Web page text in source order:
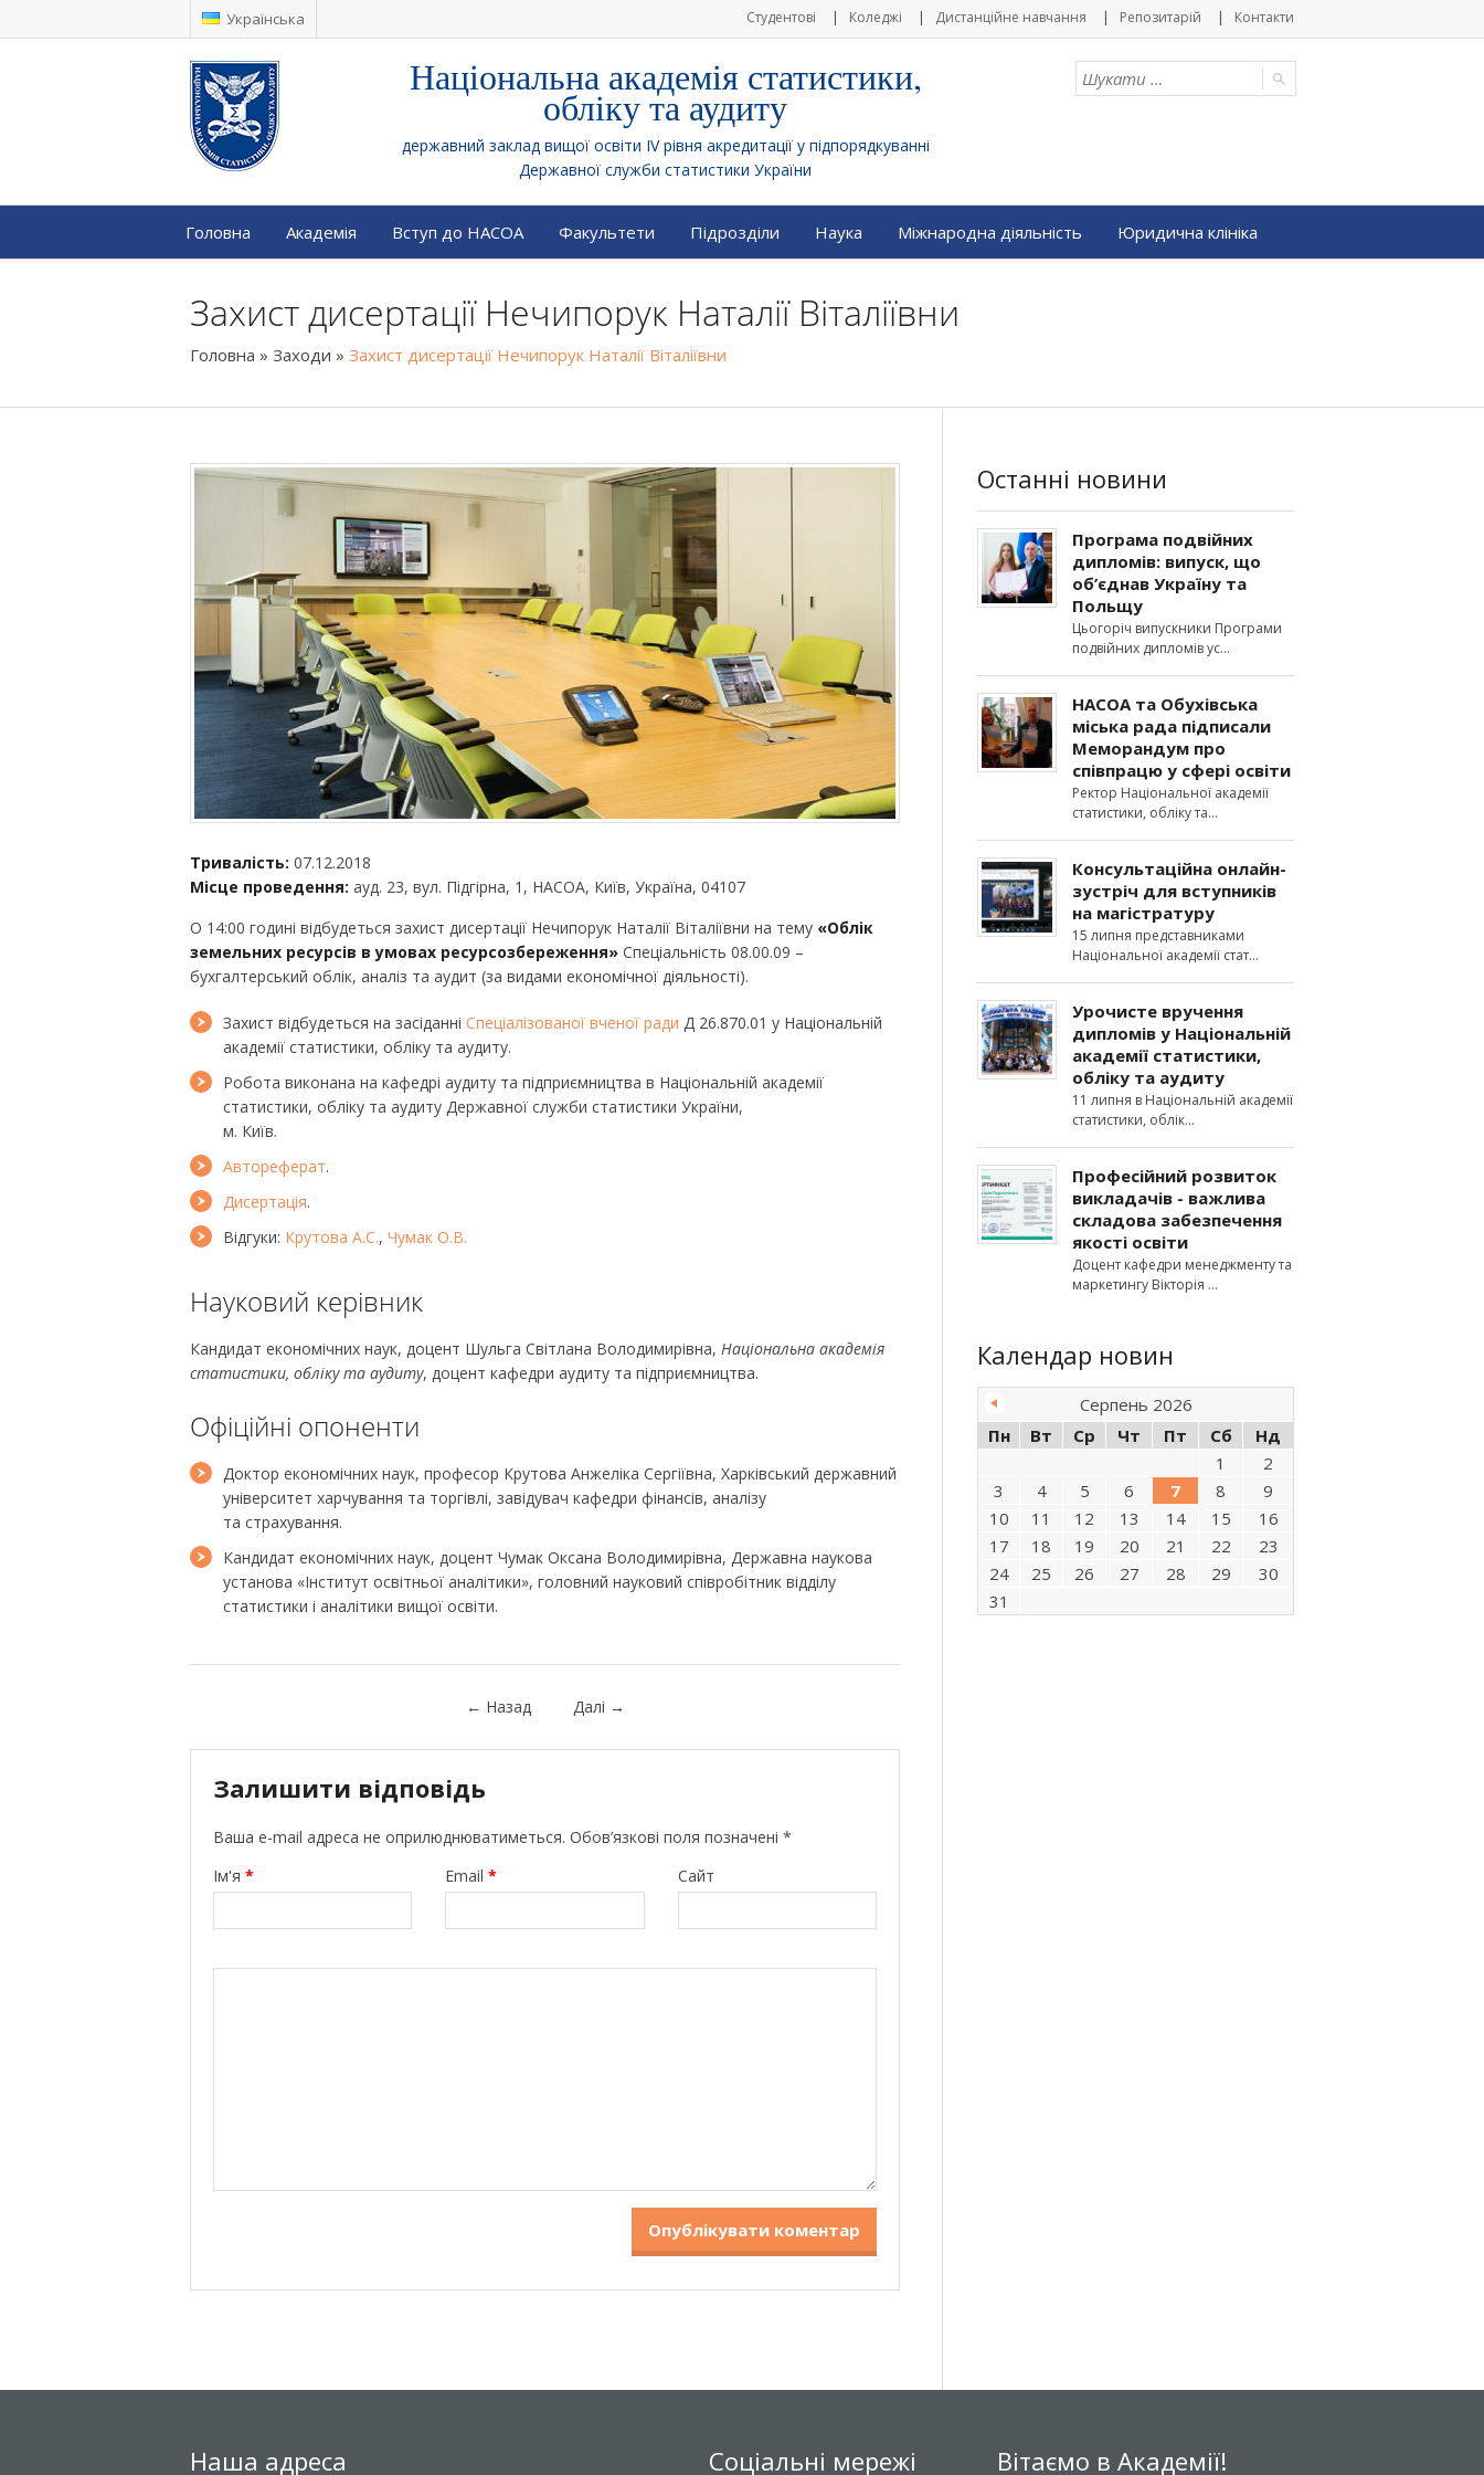
Українська Студентові Коледжі Дистанційне навчання Репозитарій Контакти
Національна академія статистики,
обліку та аудиту
державний заклад вищої освіти IV рівня акредитації у підпорядкуванні
Державної служби статистики України
Головна Академія Вступ до НАСОА Факультети Підрозділи Наука Міжнародна діяльність Юридична клініка
Захист дисертації Нечипорук Наталії Віталіївни
Головна » Заходи » Захист дисертації Нечипорук Наталії Віталіївни
Тривалість: 07.12.2018
Місце проведення: ауд. 23, вул. Підгірна, 1, НАСОА, Київ, Україна, 04107
О 14:00 годині відбудеться захист дисертації Нечипорук Наталії Віталіївни на тему «Облік
земельних ресурсів в умовах ресурсозбереження» Спеціальність 08.00.09 –
бухгалтерський облік, аналіз та аудит (за видами економічної діяльності).
Захист відбудеться на засіданні Спеціалізованої вченої ради Д 26.870.01 у Національній
академії статистики, обліку та аудиту.
Робота виконана на кафедрі аудиту та підприємництва в Національній академії
статистики, обліку та аудиту Державної служби статистики України,
м. Київ.
Автореферат.
Дисертація.
Відгуки: Крутова А.С., Чумак О.В.
Науковий керівник
Кандидат економічних наук, доцент Шульга Світлана Володимирівна, Національна академія
статистики, обліку та аудиту, доцент кафедри аудиту та підприємництва.
Офіційні опоненти
Доктор економічних наук, професор Крутова Анжеліка Сергіївна, Харківський державний
університет харчування та торгівлі, завідувач кафедри фінансів, аналізу
та страхування.
Кандидат економічних наук, доцент Чумак Оксана Володимирівна, Державна наукова
установа «Інститут освітньої аналітики», головний науковий співробітник відділу
статистики і аналітики вищої освіти.
← Назад Далі →
Залишити відповідь
Ваша e-mail адреса не оприлюднюватиметься. Обов’язкові поля позначені *
Ім'я * Email* Сайт
Останні новини
Програма подвійних
дипломів: випуск, що
об’єднав Україну та
Польщу
Цьогоріч випускники Програми
подвійних дипломів ус
НАСОА та Обухівська
міська рада підписали
Меморандум про
співпрацю у сфері освіти
Ректор Національної академії
статистики, обліку та
Консультаційна онлайн-
зустріч для вступників
на магістратуру
15 липня представниками
Національної академії стат
Урочисте вручення
дипломів у Національній
академії статистики,
обліку та аудиту
11 липня в Національній академії
статистики, облік
Професійний розвиток
викладачів - важлива
складова забезпечення
якості освіти
Доцент кафедри менеджменту та
маркетингу Вікторія
Календар новин
Серпень 2026
Пн
Вт Ср Чт Пт Сб
Нд
1
2
3
4 5 6 7 8
9
10
11 12 13 14 15
16
17
18 19 20 21 22
23
24
25 26 27 28 29
30
31
Наша адреса Соціальні мережі Вітаємо в Академії!